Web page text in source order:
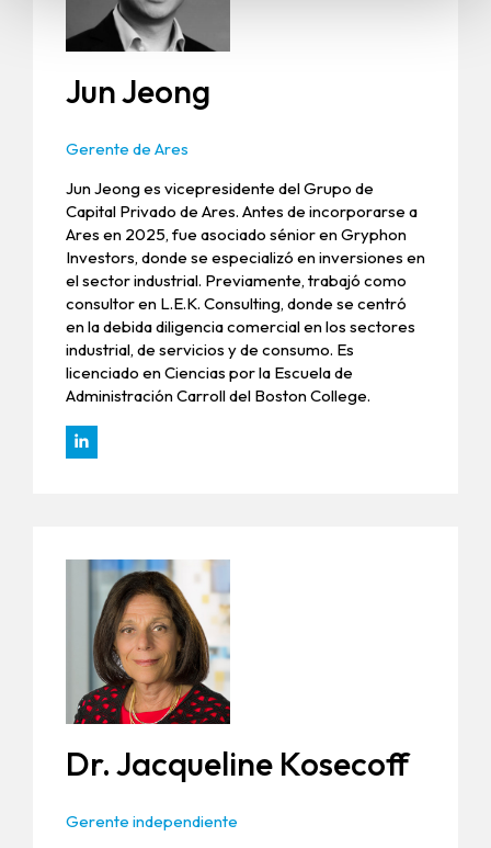
Jun Jeong
Gerente de Ares
Jun Jeong es vicepresidente del Grupo de
Capital Privado de Ares. Antes de incorporarse a
Ares en 2025, fue asociado sénior en Gryphon
Investors, donde se especializó en inversiones en
el sector industrial. Previamente, trabajó como
consultor en L.E.K. Consulting, donde se centró
en la debida diligencia comercial en los sectores
industrial, de servicios y de consumo. Es
licenciado en Ciencias por la Escuela de
Administración Carroll del Boston College.
Dr. Jacqueline Kosecoff
Gerente independiente